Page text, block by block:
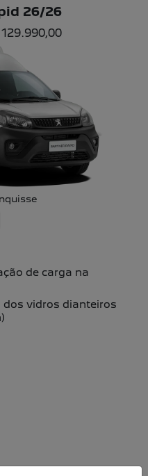
26/26
de carga na
vidros dianteiros